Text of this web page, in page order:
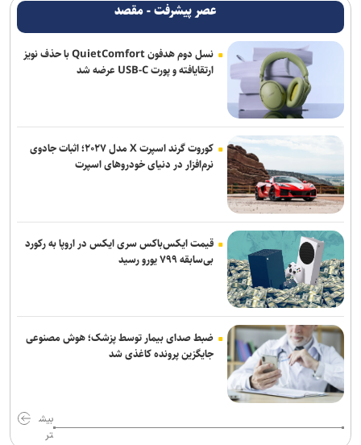
شکایت نیومکزیکو از وزارت دادگستری آمریکا برای دریافت اسناد پرونده
اپستین
فرانسه: شمار کشته‌های حمله موشکی ارتش یمن به نیرو‌های وابسته به
ائتلاف سعودی به ۵۸ نفر رسید
انفجار‌های پیاپی در پایگاه‌های نیرو‌های وابسته به ائتلاف سعودی در مأرب
و حضرموت
ترامپ درخواست زلنسکی برای موشک‌های پاتریوت را رد کرد: آمریکا به این
تسلیحات نیاز دارد
عصر پیشرفت - مقصد
نسل دوم هدفون QuietComfort با حذف نویز
ارتقایافته و پورت USB-C عرضه شد
کوروت گرند اسپرت X مدل ۲۰۲۷؛ اثبات جادوی
نرم‌افزار در دنیای خودروهای اسپرت
قیمت ایکس‌باکس سری ایکس در اروپا به رکورد
بی‌سابقه ۷۹۹ یورو رسید
ضبط صدای بیمار توسط پزشک؛ هوش مصنوعی
جایگزین پرونده کاغذی شد
بیش
تر